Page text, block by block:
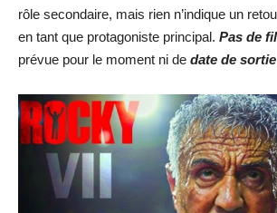
rôle secondaire, mais rien n’indique un
en tant que protagoniste principal. Pas de
prévue pour le moment ni de date de sortie